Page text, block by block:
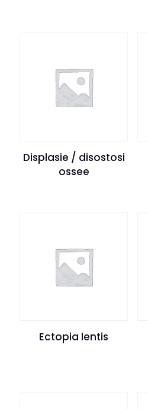
Displasie / disostosi
ossee
Ectopia lentis